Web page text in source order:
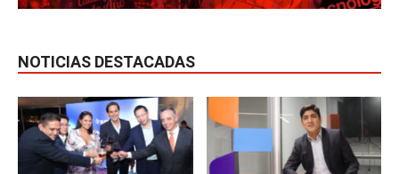
NOTICIAS DESTACADAS